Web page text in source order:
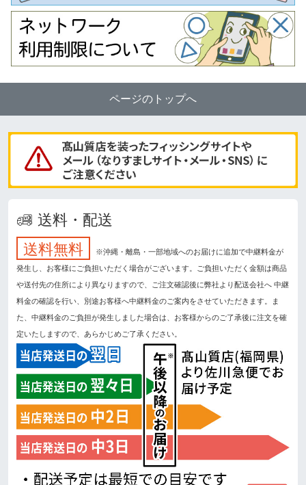
ページのトップへ
送料・配送
送料無料
※沖縄・離島・一部地域へのお届けに追加で中継料金が
発生し、お客様にご負担いただく場合がございます。ご負担いただく金額は商品
や送付先の住所により異なりますので、ご注文確認後に弊社より配送会社へ 中継
料金の確認を行い、別途お客様へ中継料金のご案内をさせていただきます。ま
た、中継料金のご負担が発生しました場合は、お客様からのご了承後に注文を確
定いたしますので、あらかじめご了承ください。